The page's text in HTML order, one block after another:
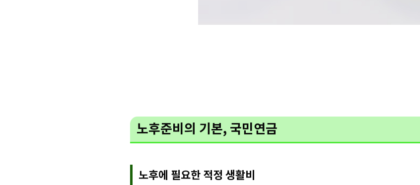
노후준비의 기본, 국민연금
노후에 필요한 적정 생활비